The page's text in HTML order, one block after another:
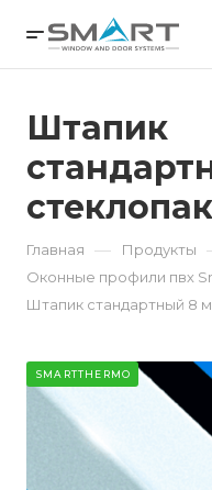
Штапик
Главная — Продукты
Оконные профили пвх
Штапик стандартный 8
SMARTTHERMO